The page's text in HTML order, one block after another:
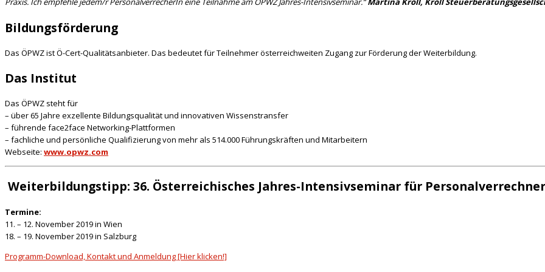
Bildungsförderung
Das ÖPWZ ist Ö-Cert-Qualitätsanbieter. Das bedeutet für Teilnehmer österreichweiten Zugang zur Förderung der Weiterbildung.
Das Institut
Das ÖPWZ steht für
– über 65 Jahre exzellente Bildungsqualität und innovativen Wissenstransfer
– führende face2face Networking-Plattformen
– fachliche und persönliche Qualifizierung von mehr als 514.000 Führungskräften und Mitarbeitern
Webseite: www.opwz.com
Weiterbildungstipp: 36. Österreichisches Jahres-Intensivseminar für
Termine:
11. – 12. November 2019 in Wien
18. – 19. November 2019 in Salzburg
Programm-Download, Kontakt und Anmeldung [Hier klicken!]